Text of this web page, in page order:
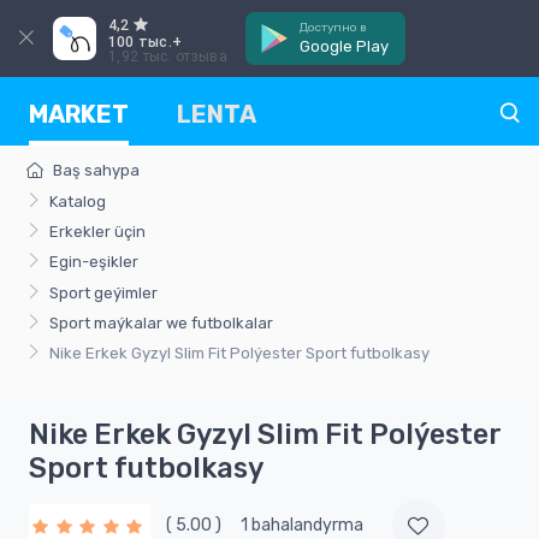
4,2
100 тыс.+
1,92 тыс. отзыва
Доступно в
Google Play
MARKET LENTA
Baş sahypa
Katalog
Erkekler üçin
Egin-eşikler
Sport geýimler
Sport maýkalar we futbolkalar
Nike Erkek Gyzyl Slim Fit Polýester Sport futbolkasy
Nike Erkek Gyzyl Slim Fit Polýester
Sport futbolkasy
( 5.00 ) 1 bahalandyrma